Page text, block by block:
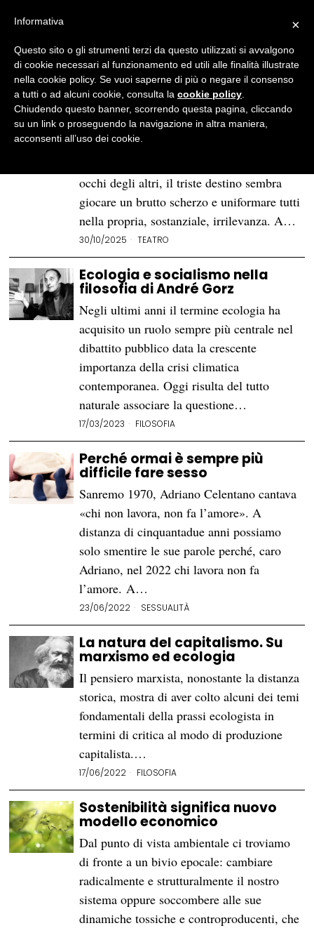
BROWSE TAG
capitalismo
Dopo 100 anni, «Un uomo è –
sempre – un uomo»?
Nella società capitalista, dove ognuno è
occhi degli altri, il triste destino sembra
giocare un brutto scherzo e uniformare tutti
nella propria, sostanziale, irrilevanza. A…
30/10/2025 TEATRO
Ecologia e socialismo nella
filosofia di André Gorz
Negli ultimi anni il termine ecologia ha
acquisito un ruolo sempre più centrale nel
dibattito pubblico data la crescente
importanza della crisi climatica
contemporanea. Oggi risulta del tutto
naturale associare la questione…
17/03/2023 FILOSOFIA
Perché ormai è sempre più
difficile fare sesso
Sanremo 1970, Adriano Celentano cantava
«chi non lavora, non fa l’amore». A
distanza di cinquantadue anni possiamo
solo smentire le sue parole perché, caro
Adriano, nel 2022 chi lavora non fa
l’amore. A…
23/06/2022 SESSUALITÀ
La natura del capitalismo. Su
marxismo ed ecologia
Il pensiero marxista, nonostante la distanza
storica, mostra di aver colto alcuni dei temi
fondamentali della prassi ecologista in
termini di critica al modo di produzione
capitalista.…
17/06/2022 FILOSOFIA
Sostenibilità significa nuovo
modello economico
Dal punto di vista ambientale ci troviamo
di fronte a un bivio epocale: cambiare
radicalmente e strutturalmente il nostro
sistema oppure soccombere alle sue
dinamiche tossiche e controproducenti, che
×
Informativa
Questo sito o gli strumenti terzi da questo utilizzati si avvalgono
di cookie necessari al funzionamento ed utili alle finalità illustrate
nella cookie policy. Se vuoi saperne di più o negare il consenso
a tutti o ad alcuni cookie, consulta la cookie policy
Chiudendo questo banner, scorrendo questa pagina, cliccando
su un link o proseguendo la navigazione in altra maniera,
acconsenti all’uso dei cookie.